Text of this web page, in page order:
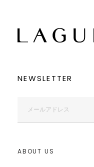
NEWSLETTER
ABOUT US